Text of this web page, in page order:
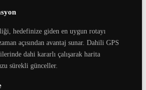
hedefinize giden en uygun rotayı
açısından avantaj sunar. Dahili GPS
dahi kararlı çalışarak harita
sürekli günceller.